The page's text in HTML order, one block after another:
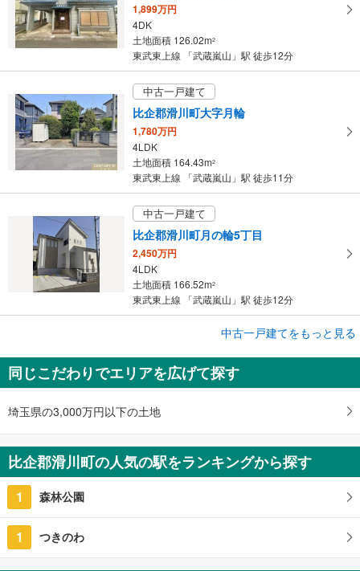
1,899万円
4DK
土地面積 126.02m2
東武東上線 「武蔵嵐山」駅 徒歩12分
中古一戸建て
比企郡滑川町大字月輪
1,780万円
4LDK
土地面積 164.43m2
東武東上線 「武蔵嵐山」駅 徒歩11分
中古一戸建て
比企郡滑川町月の輪5丁目
2,450万円
4LDK
土地面積 166.52m2
東武東上線 「武蔵嵐山」駅 徒歩12分
比企郡滑川町大字山田
950万円
4LDK
土地面積 356m
東武東上線 「森林公園」駅から4000m
中古一戸建てをもっと見る
同じこだわりでエリアを広げて探す
埼玉県の3,000万円以下の土地
比企郡滑川町の人気の駅をランキングから探す
1 森林公園
1 つきのわ